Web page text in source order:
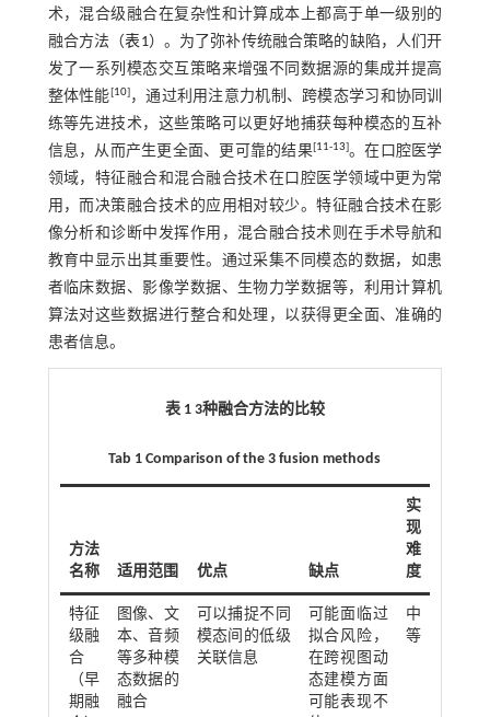
术，混合级融合在复杂性和计算成本上都高于单一级别的
融合方法（表1）。为了弥补传统融合策略的缺陷，人们开
发了一系列模态交互策略来增强不同数据源的集成并提高
整体性能[10]，通过利用注意力机制、跨模态学习和协同训
练等先进技术，这些策略可以更好地捕获每种模态的互补
信息，从而产生更全面、更可靠的结果[11-13]。在口腔医学
领域，特征融合和混合融合技术在口腔医学领域中更为常
用，而决策融合技术的应用相对较少。特征融合技术在影
像分析和诊断中发挥作用，混合融合技术则在手术导航和
教育中显示出其重要性。通过采集不同模态的数据，如患
者临床数据、影像学数据、生物力学数据等，利用计算机
算法对这些数据进行整合和处理，以获得更全面、准确的
患者信息。
表 1 3种融合方法的比较
Tab 1 Comparison of the 3 fusion methods
方法
名称
适用范围 优点 缺点
实
现
难
度
特征
级融
合
（早
期融
图像、文
本、音频
等多种模
态数据的
融合
可以捕捉不同
模态间的低级
关联信息
可能面临过
拟合风险，
在跨视图动
态建模方面
可能表现不
中
等